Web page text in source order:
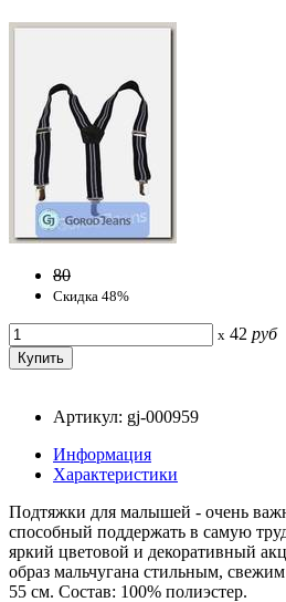
80
Скидка 48%
x 42 руб
Артикул: gj-000959
Информация
Характеристики
Подтяжки для малышей - очень
способный поддержать в самую
яркий цветовой и декоративный
образ мальчугана стильным,
55 см. Состав: 100% полиэстер.